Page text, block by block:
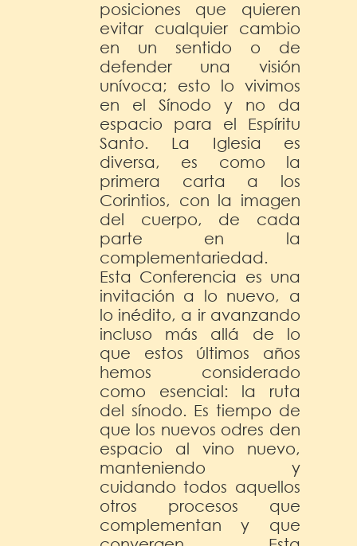
posiciones que quieren
evitar cualquier cambio
en un sentido o de
defender una visión
unívoca; esto lo vivimos
en el Sínodo y no da
espacio para el Espíritu
Santo. La Iglesia es
diversa, es como la
primera carta a los
Corintios, con la imagen
del cuerpo, de cada
parte en la
complementariedad.
Esta Conferencia es una
invitación a lo nuevo, a
lo inédito, a ir avanzando
incluso más allá de lo
que estos últimos años
hemos considerado
como esencial: la ruta
del sínodo. Es tiempo de
que los nuevos odres den
espacio al vino nuevo,
manteniendo y
cuidando todos aquellos
otros procesos que
complementan y que